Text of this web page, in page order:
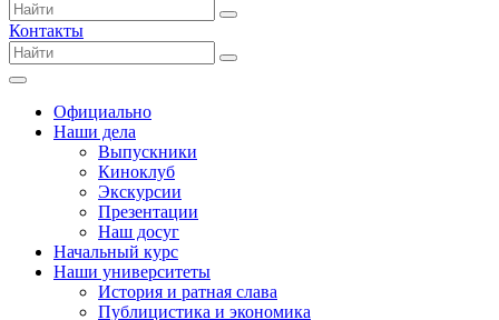
Контакты
Официально
Наши дела
Выпускники
Киноклуб
Экскурсии
Презентации
Наш досуг
Начальный курс
Наши университеты
История и ратная слава
Публицистика и экономика